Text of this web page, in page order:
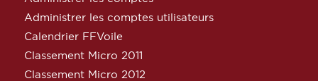
Administrer les comptes utilisateurs
Calendrier FFVoile
Classement Micro 2011
Classement Micro 2012